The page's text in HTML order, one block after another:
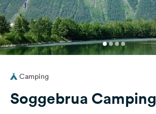
Partners
Registreren
Inloggen
Vragen &
Camping
Soggebrua Camping